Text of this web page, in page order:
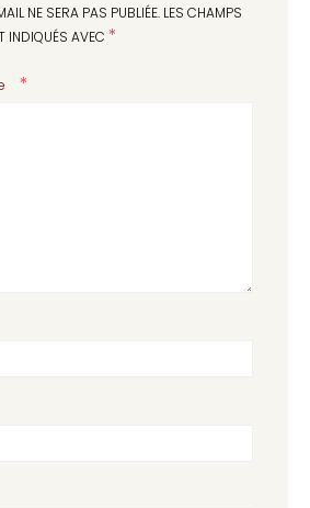
NE SERA PAS PUBLIÉE. LES CHAMPS
INDIQUÉS AVEC *